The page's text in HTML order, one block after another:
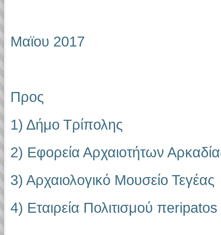
Μαϊου 2017
Προς
1) Δήμο Τρίπολης
2) Εφορεία Αρχαιοτήτων
3) Αρχαιολογικό Μουσείο Τεγέας
4) Εταιρεία Πολιτισμού πeripatos